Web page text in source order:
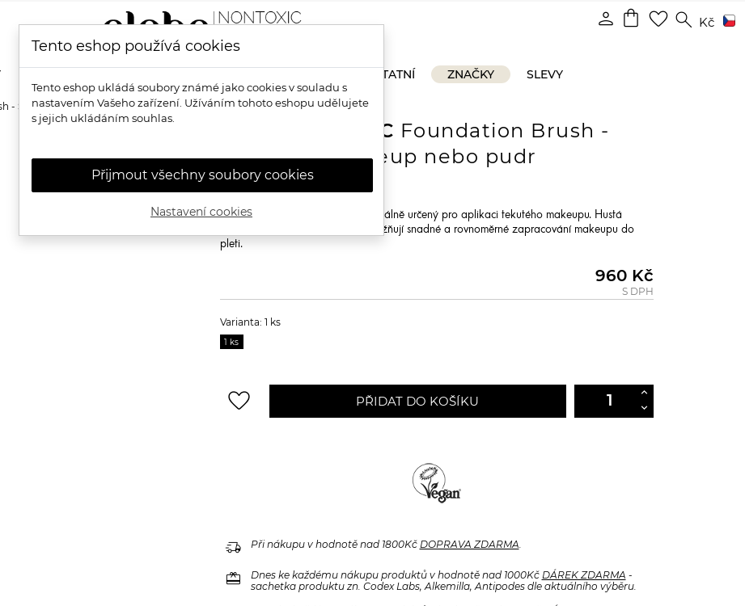
shopping_bag favorite_border search Kč
person
OSTATNÍ ZNAČKY SLEVY
- Štětec na makeup nebo pudr
INIKA ORGANIC Foundation Brush -
Štětec na makeup nebo pudr
Štětec ze syntetických vláken speciálně určený pro aplikaci tekutého makeupu. Hustá
pevná vlákna a plochá hlava umožňují snadné a rovnoměrné zapracování makeupu do
pleti.
960 Kč
S DPH
Varianta: 1 ks
1 ks
favorite_border PŘIDAT DO KOŠÍKU
delivery_truck_speed Při nákupu v hodnotě nad 1800Kč DOPRAVA ZDARMA.
redeem Dnes ke každému nákupu produktů v hodnotě nad 1000Kč DÁREK ZDARMA -
sachetka produktu zn. Codex Labs, Alkemilla, Antipodes dle aktuálního výběru.
Tento eshop používá cookies
Tento eshop ukládá soubory známé jako cookies v souladu s
nastavením Vašeho zařízení. Užíváním tohoto eshopu udělujete
s jejich ukládáním souhlas.
Přijmout všechny soubory cookies
Nastavení cookies